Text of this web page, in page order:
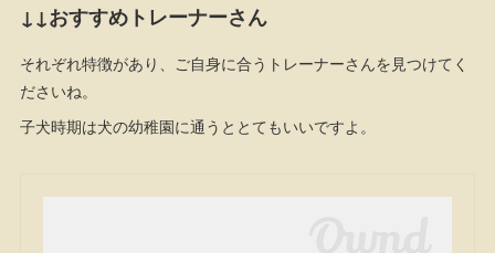
↓↓おすすめトレーナーさん
それぞれ特徴があり、ご自身に合うトレーナーさんを見つけてく
ださいね。
子犬時期は犬の幼稚園に通うととてもいいですよ。